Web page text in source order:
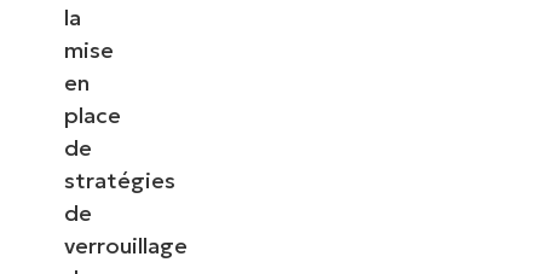
la
mise
en
place
de
stratégies
de
verrouillage